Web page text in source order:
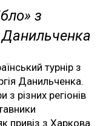
з
Данильченка
турнір з
Данильченка.
різних регіонів
привіз з Харкова